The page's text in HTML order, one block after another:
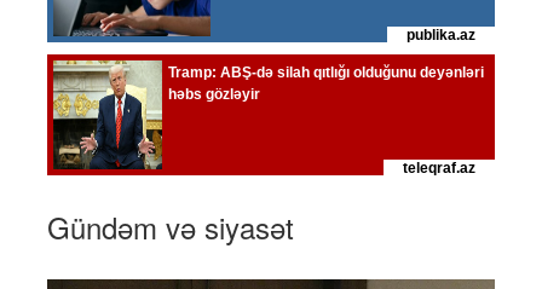
Gündəm və siyasət